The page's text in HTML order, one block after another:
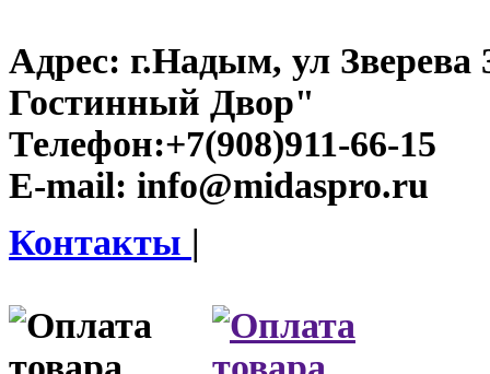
Адрес: г.Надым, ул
Гостинный Двор"
Телефон:+7(908)911-66-15
E-mail: info@midaspro.ru
Контакты |